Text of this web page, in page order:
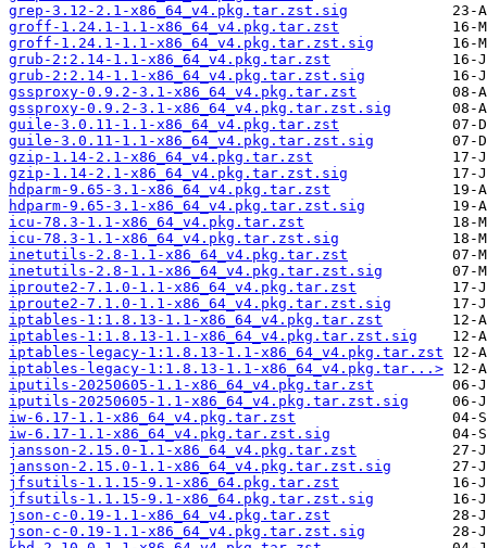
grep-3.12-2.1-x86_64_v4.pkg.tar.zst.sig
groff-1.24.1-1.1-x86_64_v4.pkg.tar.zst
groff-1.24.1-1.1-x86_64_v4.pkg.tar.zst.sig
grub-2:2.14-1.1-x86_64_v4.pkg.tar.zst
grub-2:2.14-1.1-x86_64_v4.pkg.tar.zst.sig
gssproxy-0.9.2-3.1-x86_64_v4.pkg.tar.zst
gssproxy-0.9.2-3.1-x86_64_v4.pkg.tar.zst.sig
guile-3.0.11-1.1-x86_64_v4.pkg.tar.zst
guile-3.0.11-1.1-x86_64_v4.pkg.tar.zst.sig
gzip-1.14-2.1-x86_64_v4.pkg.tar.zst
gzip-1.14-2.1-x86_64_v4.pkg.tar.zst.sig
hdparm-9.65-3.1-x86_64_v4.pkg.tar.zst
hdparm-9.65-3.1-x86_64_v4.pkg.tar.zst.sig
icu-78.3-1.1-x86_64_v4.pkg.tar.zst
icu-78.3-1.1-x86_64_v4.pkg.tar.zst.sig
inetutils-2.8-1.1-x86_64_v4.pkg.tar.zst
inetutils-2.8-1.1-x86_64_v4.pkg.tar.zst.sig
iproute2-7.1.0-1.1-x86_64_v4.pkg.tar.zst
iproute2-7.1.0-1.1-x86_64_v4.pkg.tar.zst.sig
iptables-1:1.8.13-1.1-x86_64_v4.pkg.tar.zst
iptables-1:1.8.13-1.1-x86_64_v4.pkg.tar.zst.sig
iptables-legacy-1:1.8.13-1.1-x86_64_v4.pkg.tar.zst
iptables-legacy-1:1.8.13-1.1-x86_64_v4.pkg.tar...>
iputils-20250605-1.1-x86_64_v4.pkg.tar.zst
iputils-20250605-1.1-x86_64_v4.pkg.tar.zst.sig
iw-6.17-1.1-x86_64_v4.pkg.tar.zst
iw-6.17-1.1-x86_64_v4.pkg.tar.zst.sig
jansson-2.15.0-1.1-x86_64_v4.pkg.tar.zst
jansson-2.15.0-1.1-x86_64_v4.pkg.tar.zst.sig
jfsutils-1.1.15-9.1-x86_64.pkg.tar.zst
jfsutils-1.1.15-9.1-x86_64.pkg.tar.zst.sig
json-c-0.19-1.1-x86_64_v4.pkg.tar.zst
json-c-0.19-1.1-x86_64_v4.pkg.tar.zst.sig